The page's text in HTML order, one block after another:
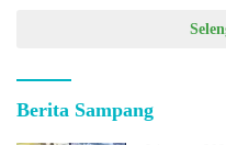
Berita Sampang